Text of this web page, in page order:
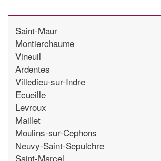
Saint-Maur
Montierchaume
Vineuil
Ardentes
Villedieu-sur-Indre
Ecueille
Levroux
Maillet
Moulins-sur-Cephons
Neuvy-Saint-Sepulchre
Saint-Marcel